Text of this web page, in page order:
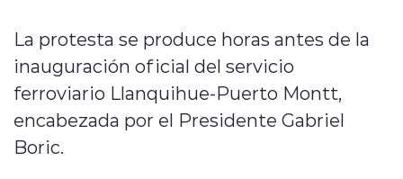
Quienes Somos
La protesta se produce horas antes de la
inauguración oficial del servicio
ferroviario Llanquihue-Puerto Montt,
encabezada por el Presidente Gabriel
Boric.